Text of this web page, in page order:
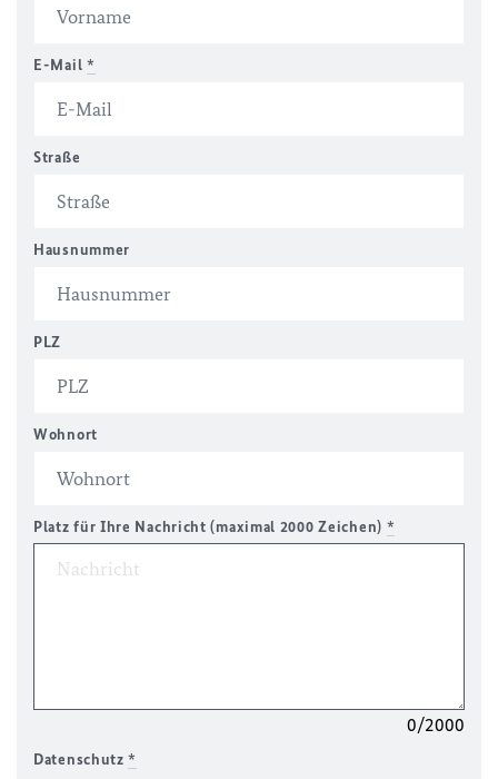
E-Mail *
Straße
Hausnummer
PLZ
Wohnort
Platz für Ihre Nachricht (maximal 2000 Zeichen) *
0/2000
Datenschutz*